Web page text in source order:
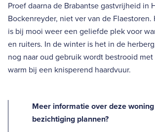
Proef daarna de Brabantse gastvrijheid in
Bockenreyder, niet ver van de Flaestoren.
is bij mooi weer een geliefde plek voor
en ruiters. In de winter is het in de
nog naar oud gebruik wordt bestrooid
warm bij een knisperend haardvuur.
Meer informatie over deze
bezichtiging plannen?